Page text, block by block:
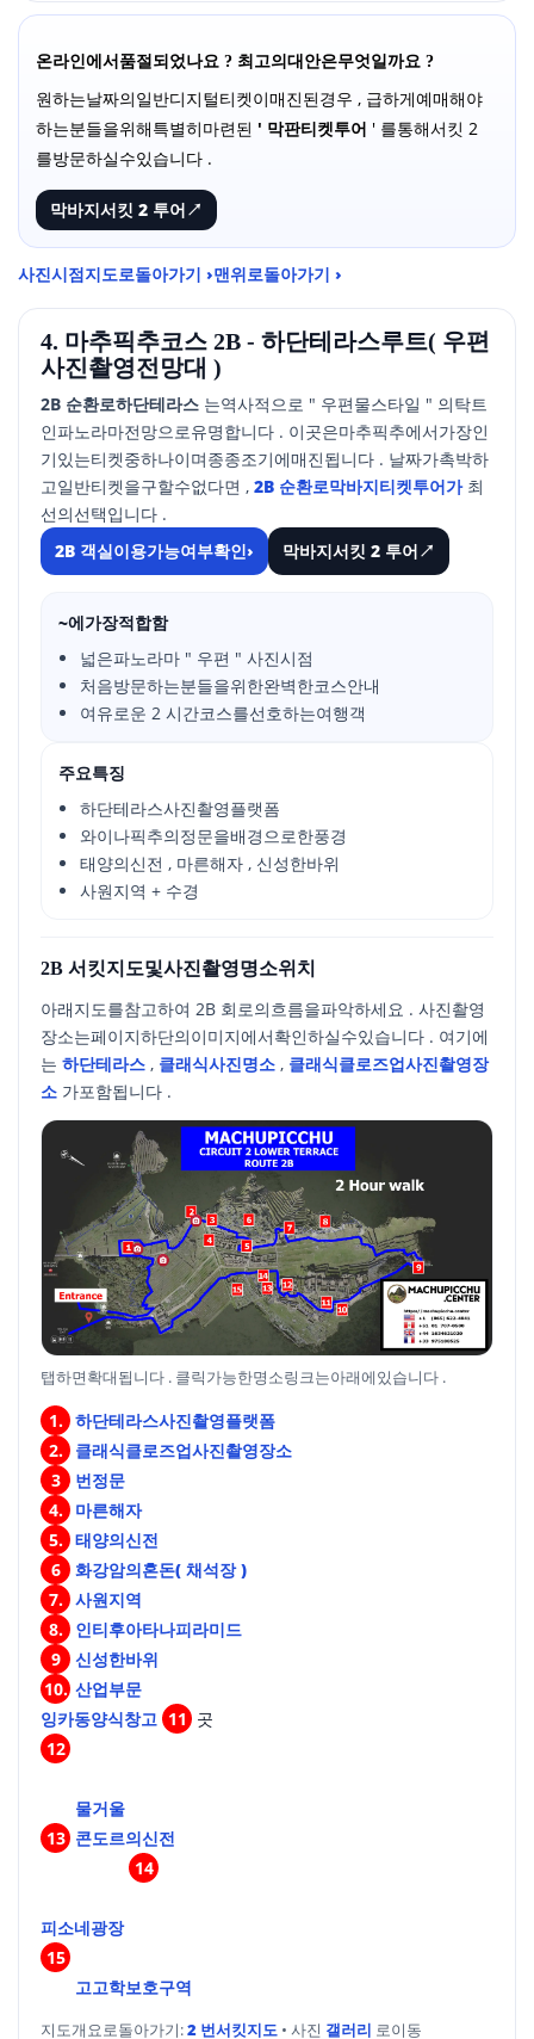
온라인에서품절되었나요 ? 최고의대안은무엇일까요 ?
원하는날짜의일반디지털티켓이매진된경우 , 급하게예매해야
하는분들을위해특별히마련된 ' 막판티켓투어 ' 를통해서킷 2
를방문하실수있습니다 .
막바지서킷 2 투어↗
사진시점지도로돌아가기 ›맨위로돌아가기 ›
4. 마추픽추코스 2B - 하단테라스루트( 우편
사진촬영전망대 )
2B 순환로하단테라스 는역사적으로 " 우편물스타일 " 의탁트
인파노라마전망으로유명합니다 . 이곳은마추픽추에서가장인
기있는티켓중하나이며종종조기에매진됩니다 . 날짜가촉박하
고일반티켓을구할수없다면 , 2B 순환로막바지티켓투어가 최
선의선택입니다 .
2B 객실이용가능여부확인› 막바지서킷 2 투어↗
~에가장적합함
넓은파노라마 " 우편 " 사진시점
처음방문하는분들을위한완벽한코스안내
여유로운 2 시간코스를선호하는여행객
주요특징
하단테라스사진촬영플랫폼
와이나픽추의정문을배경으로한풍경
태양의신전 , 마른해자 , 신성한바위
사원지역 + 수경
2B 서킷지도및사진촬영명소위치
아래지도를참고하여 2B 회로의흐름을파악하세요 . 사진촬영
장소는페이지하단의이미지에서확인하실수있습니다 . 여기에
는 하단테라스 , 클래식사진명소 , 클래식클로즈업사진촬영장
소 가포함됩니다 .
탭하면확대됩니다 . 클릭가능한명소링크는아래에있습니다 .
1. 하단테라스사진촬영플랫폼
2.
클래식클로즈업사진촬영장소
3
번정문
4.
마른해자
5. 태양의신전
6
화강암의혼돈( 채석장 )
7. 사원지역
8.
인티후아타나피라미드
9
신성한바위
10. 산업부문
잉카동양식창고 11 곳
12
물거울
13 콘도르의신전
피소네광장
14
15
고고학보호구역
지도개요로돌아가기:2 번서킷지도 • 사진 갤러리 로이동